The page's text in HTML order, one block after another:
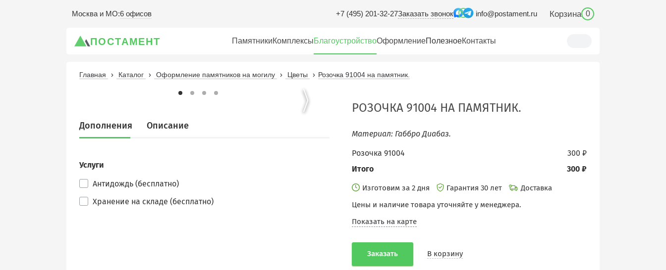
Москва и МО:6 офисов +7 (495) 201-32-27Заказать звонок info@postament.ru Корзина 0
ПОСТАМЕНТ ПамятникиКомплексыБлагоустройствоОформлениеПолезноеКонтакты
Главная Каталог Оформление памятников на могилу Цветы Розочка 91004 на памятник.
Дополнения Описание
Услуги
Антидождь (бесплатно)
Хранение на складе (бесплатно)
РОЗОЧКА 91004 НА ПАМЯТНИК.
Материал: Габбро Диабаз.
300 ₽
Розочка 91004
300 ₽
Итого
Изготовим за 2 дня Гарантия 30 лет
Доставка
Цены и наличие товара уточняйте у менеджера.
Показать на карте
Заказать В корзину